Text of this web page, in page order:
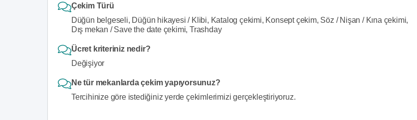
Çekim Türü
Düğün belgeseli, Düğün hikayesi / Klibi, Katalog çekimi, Konsept çekim, Söz / Nişan / Kına çekimi,
Dış mekan / Save the date çekimi, Trashday
Ücret kriteriniz nedir?
Değişiyor
Ne tür mekanlarda çekim yapıyorsunuz?
Tercihinize göre istediğiniz yerde çekimlerimizi gerçekleştiriyoruz.